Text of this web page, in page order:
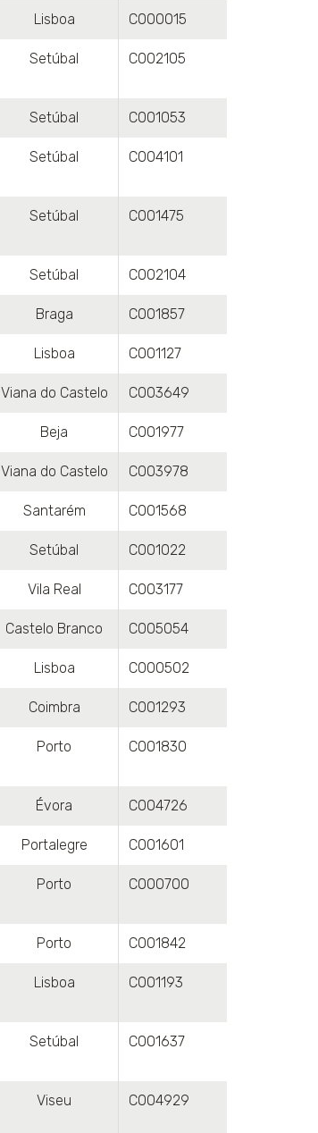
Lisboa C000015
Setúbal C002105
Setúbal C001053
Setúbal C004101
Setúbal C001475
Setúbal C002104
Braga C001857
Lisboa C001127
Viana do Castelo C003649
Beja C001977
Viana do Castelo C003978
Santarém C001568
Setúbal C001022
Vila Real C003177
Castelo Branco C005054
Lisboa C000502
Coimbra C001293
Porto C001830
Évora C004726
Portalegre C001601
Porto C000700
Porto C001842
Lisboa C001193
Setúbal C001637
Viseu C004929